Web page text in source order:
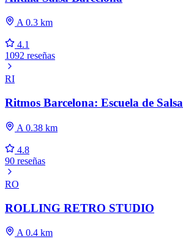
A 0.3 km
4.1
1092 reseñas
RI
Ritmos Barcelona: Escuela de Salsa
A 0.38 km
4.8
90 reseñas
RO
ROLLING RETRO STUDIO
A 0.4 km